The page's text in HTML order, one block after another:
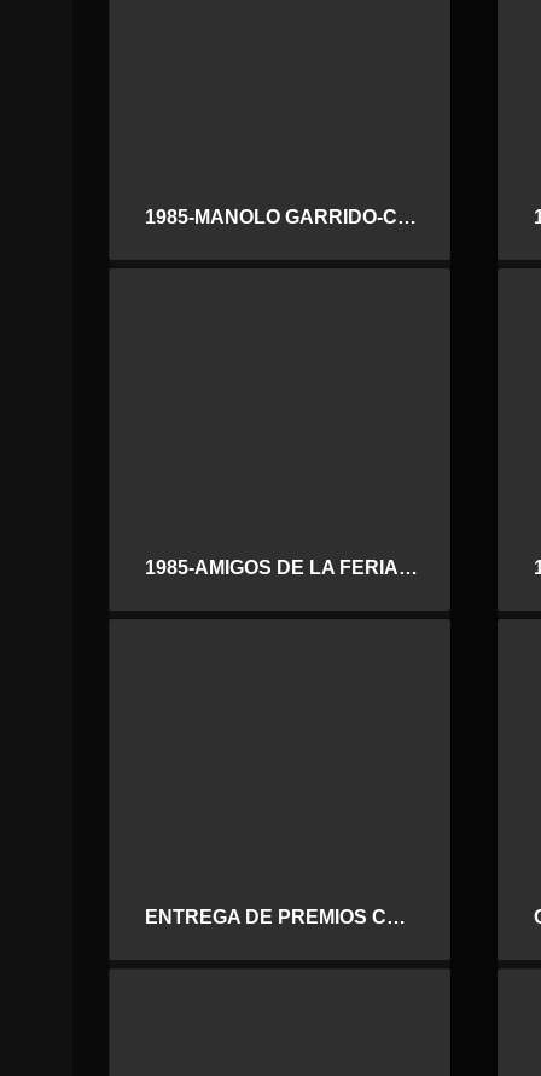
1985-MANOLO GARRIDO-CENACHERO
1985-AMIGOS DE LA FERIA-LOS PIYAYOS-2
ENTREGA DE PREMIOS CERTAMEN DE MALAGUEÑAS DE FIESTA 1988